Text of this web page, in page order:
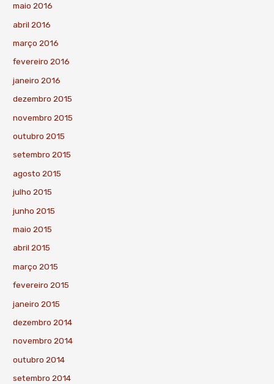
maio 2016
abril 2016
março 2016
fevereiro 2016
janeiro 2016
dezembro 2015
novembro 2015
outubro 2015
setembro 2015
agosto 2015
julho 2015
junho 2015
maio 2015
abril 2015
março 2015
fevereiro 2015
janeiro 2015
dezembro 2014
novembro 2014
outubro 2014
setembro 2014